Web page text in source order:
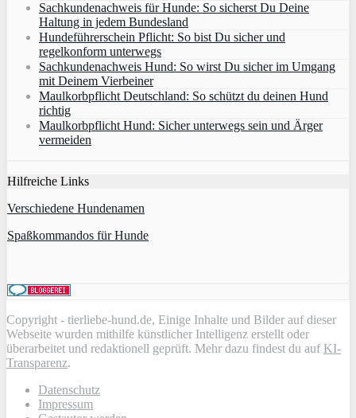
Sachkundenachweis für Hunde: So sicherst Du Deine
Haltung in jedem Bundesland
Hundeführerschein Pflicht: So bist Du sicher und
regelkonform unterwegs
Sachkundenachweis Hund: So wirst Du sicher im Umgang
mit Deinem Vierbeiner
Maulkorbpflicht Deutschland: So schützt du deinen Hund
richtig
Maulkorbpflicht Hund: Sicher unterwegs sein und Ärger
vermeiden
Hilfreiche Links
Verschiedene Hundenamen
Spaßkommandos für Hunde
Copyright - tierliebe-hund.de, Einige Inhalte und Bilder auf dieser
Webseite wurden mithilfe künstlicher Intelligenz erstellt oder
überarbeitet und redaktionell geprüft. Mehr dazu findest du auf KI-
Transparenz.
Datenschutz
Impressum